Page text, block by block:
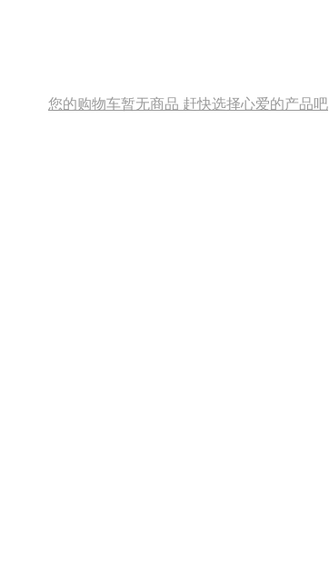
您的购物车暂无商品 赶快选择心爱的产品吧